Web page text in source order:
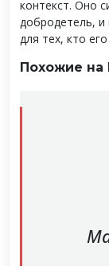
контекст. Оно
добродетель,
для тех, кто
Похожие